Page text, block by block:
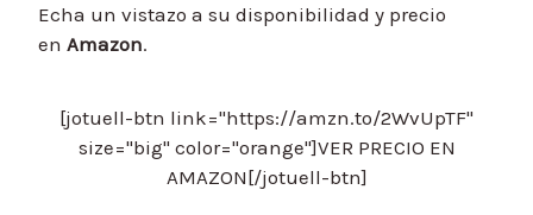
Echa un vistazo a su disponibilidad y precio
en Amazon.
[jotuell-btn link="https://amzn.to/2WvUpTF"
size="big" color="orange"]VER PRECIO EN
AMAZON[/jotuell-btn]